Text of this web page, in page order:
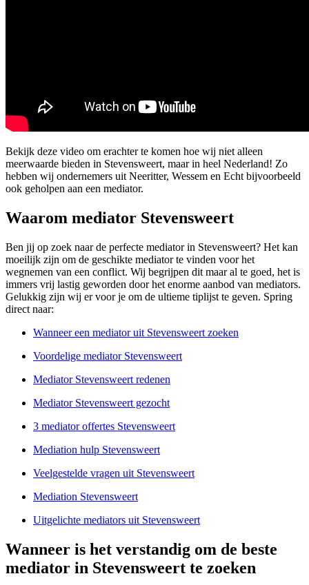
Bekijk deze video om erachter te komen hoe wij niet alleen
meerwaarde bieden in Stevensweert, maar in heel Nederland! Zo
hebben wij ondernemers uit Neeritter, Wessem en Echt bijvoorbeeld
ook geholpen aan een mediator.
Waarom mediator Stevensweert
Ben jij op zoek naar de perfecte mediator in Stevensweert? Het kan
moeilijk zijn om de geschikte mediator te vinden voor het
wegnemen van een conflict. Wij begrijpen dit maar al te goed, het is
immers vrij lastig geworden door het enorme aanbod van mediators.
Gelukkig zijn wij er voor je om de ultieme tiplijst te geven. Spring
direct naar:
Wanneer een mediator uit Stevensweert zoeken
Voordelige mediator Stevensweert
Mediator Stevensweert redenen
Mediator Stevensweert gezocht
3 mediator offertes Stevensweert
Mediation hulp Stevensweert
Veelgestelde vragen uit Stevensweert
Mediation Stevensweert
Uitgelichte mediators uit Stevensweert
Wanneer is het verstandig om de beste
mediator in Stevensweert te zoeken